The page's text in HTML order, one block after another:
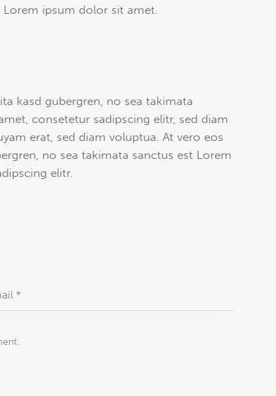
Lorem ipsum dolor sit amet.
kasd gubergren, no sea takimata
consetetur sadipscing elitr, sed diam
erat, sed diam voluptua. At vero eos
no sea takimata sanctus est Lorem
elitr.